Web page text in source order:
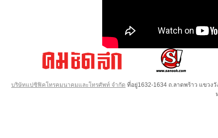
บริษัทแปซิฟิคโทรคมนาคมและโทรศัพท์ จำกัด ที่อยู่1632-1634 ถ.ลาดพร้าว แขวง